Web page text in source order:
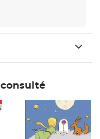
Prix 7,50€